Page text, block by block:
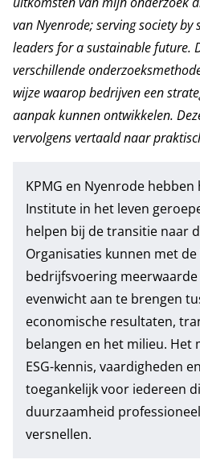
van Nyenrode;serving society by
leaders for a sustainable future.
verschillende
wijze waarop bedrijven een
aanpak kunnen ontwikkelen.
vervolgens vertaald naar
KPMG en Nyenrode hebben
Institute in het leven
helpen bij de transitie naar
Organisaties kunnen met de
bedrijfsvoering
evenwicht aan te brengen
economische resultaten,
belangen en het milieu. Het
ESG-kennis, vaardigheden
toegankelijk voor iedereen
duurzaamheid
versnellen.